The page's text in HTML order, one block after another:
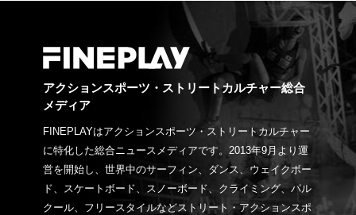
アクションスポーツ・ストリートカルチャー総合
メディア
FINEPLAYはアクションスポーツ・ストリートカルチャー
に特化した総合ニュースメディアです。2013年9月より運
営を開始し、世界中のサーフィン、ダンス、ウェイクボー
ド、スケートボード、スノーボード、クライミング、パル
クール、フリースタイルなどストリート・アクションスポ